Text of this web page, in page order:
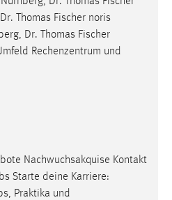
Thomas Fischer noris
Dr. Thomas Fischer
Rechenzentrum und
Nachwuchsakquise Kontakt
Starte deine Karriere:
, Praktika und